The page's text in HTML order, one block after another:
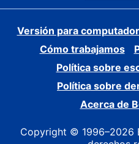
Versión para
Cómo trabajamos
Política sobre
Política sobre
Acerca de
Copyright © 1996–2026